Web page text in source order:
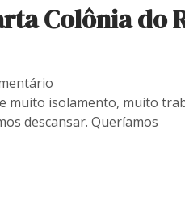
Colônia do
isolamento, muito
descansar. Queríamos